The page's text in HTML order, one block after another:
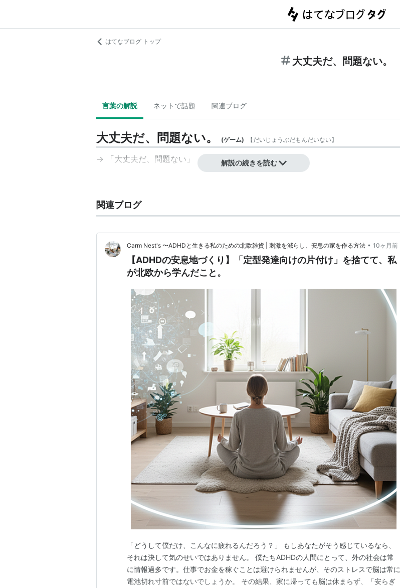
はてなブログ トップ
大丈夫だ、問題ない。
言葉の解説 ネットで話題 関連ブログ
大丈夫だ、問題ない。 (ゲーム) 【だいじょうぶだもんだいない】
→ 「大丈夫だ、問題ない 」 解説の続きを読む
関連ブログ
Carm Nest's 〜ADHDと生きる私のための北欧雑貨 | 刺激を減らし、安息の家を作る方法 • 10ヶ月前
【ADHDの安息地づくり】「定型発達向けの片付け」を捨てて、私
が北欧から学んだこと。
「どうして僕だけ、こんなに疲れるんだろう？」 もしあなたがそう感じているなら、
それは決して気のせいではありません。 僕たちADHDの人間にとって、外の社会は常
に情報過多です。仕事でお金を稼ぐことは避けられませんが、そのストレスで脳は常に
電池切れ寸前ではないでしょうか。 その結果、家に帰っても脳は休まらず、「安らぎ